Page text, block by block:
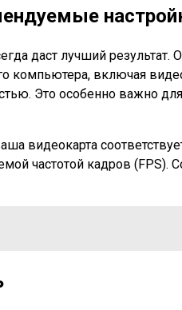
даст лучший результат.
компьютера, включая
Это особенно важно
видеокарта
частотой кадров